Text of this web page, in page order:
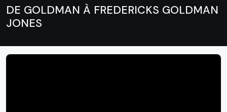
DE GOLDMAN À FREDERICKS GOLDMAN
JONES